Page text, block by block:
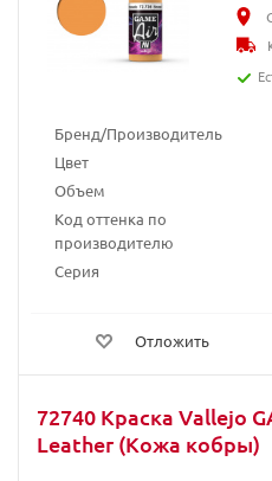
Бренд/Производитель
Цвет
Объем
Код оттенка по
производителю
Серия
Отложить
72740 Краска Vallejo
Leather (Кожа кобры)